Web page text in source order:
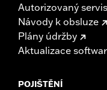
Autorizovaný servis
Návody k obsluze
Plány údržby
Aktualizace
POJIŠTĚNÍ